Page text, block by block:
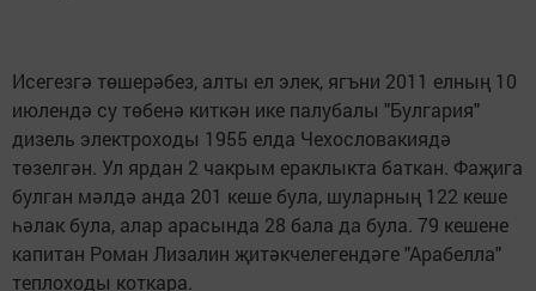
Исегезгә төшерәбез, алты ел элек, ягъни 2011 елның 10
июлендә су төбенә киткән ике палубалы "Булгария"
дизель электроходы 1955 елда Чехословакиядә
төзелгән. Ул ярдан 2 чакрым ераклыкта баткан. Фаҗига
булган мәлдә анда 201 кеше була, шуларның 122 кеше
һәлак була, алар арасында 28 бала да була. 79 кешене
капитан Роман Лизалин җитәкчелегендәге "Арабелла"
теплоходы коткара.